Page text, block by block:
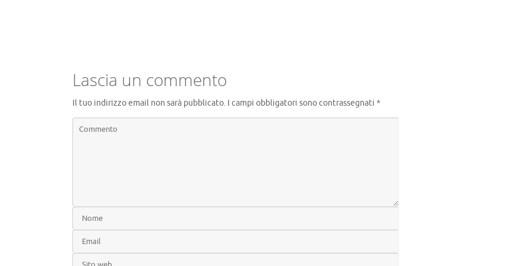
Lascia un commento
Il tuo indirizzo email non sarà pubblicato. I campi obbligatori sono contrassegnati *